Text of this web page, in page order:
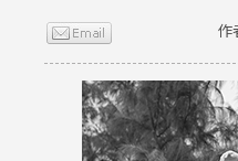
作